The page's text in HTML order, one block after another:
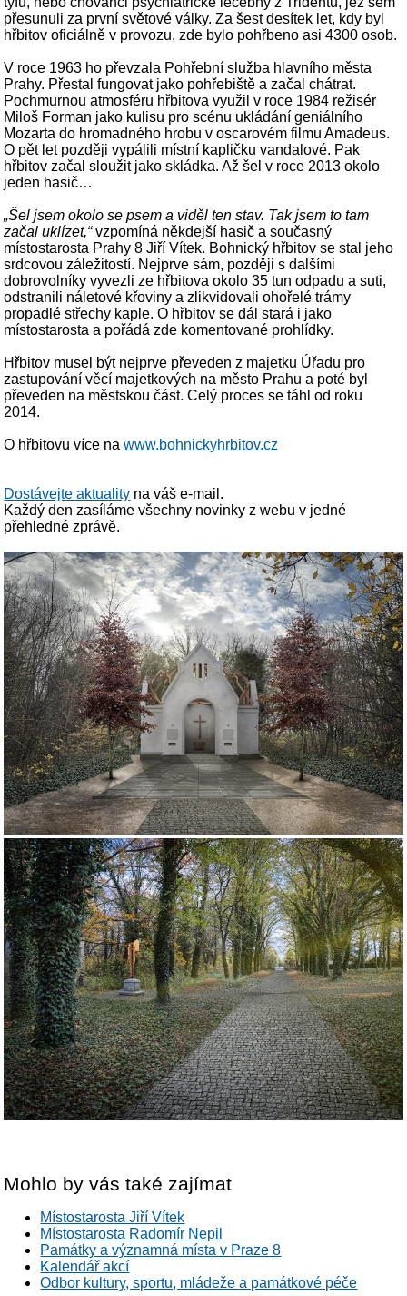
přesunuli za první světové války. Za šest desítek let, kdy byl
hřbitov oficiálně v provozu, zde bylo pohřbeno asi 4300 osob.
V roce 1963 ho převzala Pohřební služba hlavního města
Prahy. Přestal fungovat jako pohřebiště a začal chátrat.
Pochmurnou atmosféru hřbitova využil v roce 1984 režisér
Miloš Forman jako kulisu pro scénu ukládání geniálního
Mozarta do hromadného hrobu v oscarovém filmu Amadeus.
O pět let později vypálili místní kapličku vandalové. Pak
hřbitov začal sloužit jako skládka. Až šel v roce 2013 okolo
jeden hasič…
„Šel jsem okolo se psem a viděl ten stav. Tak jsem to tam
začal uklízet,“vzpomíná někdejší hasič a současný
místostarosta Prahy 8 Jiří Vítek. Bohnický hřbitov se stal jeho
srdcovou záležitostí. Nejprve sám, později s dalšími
dobrovolníky vyvezli ze hřbitova okolo 35 tun odpadu a suti,
odstranili náletové křoviny a zlikvidovali ohořelé trámy
propadlé střechy kaple. O hřbitov se dál stará i jako
místostarosta a pořádá zde komentované prohlídky.
Hřbitov musel být nejprve převeden z majetku Úřadu pro
zastupování věcí majetkových na město Prahu a poté byl
převeden na městskou část. Celý proces se táhl od roku
2014.
O hřbitovu více nawww.bohnickyhrbitov.cz
Dostávejte aktuality na váš e-mail.
Každý den zasíláme všechny novinky z webu v jedné
přehledné zprávě.
Mohlo by vás také zajímat
Místostarosta Jiří Vítek
Místostarosta Radomír Nepil
Památky a významná místa v Praze 8
Kalendář akcí
Odbor kultury, sportu, mládeže a památkové péče